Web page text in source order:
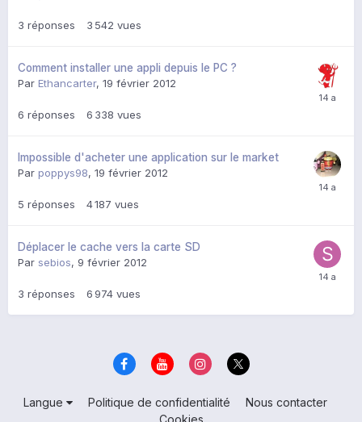
3 réponses 3 542 vues
Comment installer une appli depuis le PC ?
Par Ethancarter, 19 février 2012
6 réponses 6 338 vues
Impossible d'acheter une application sur le market
Par poppys98, 19 février 2012
5 réponses 4 187 vues
Déplacer le cache vers la carte SD
Par sebios, 9 février 2012
3 réponses 6 974 vues
Langue Politique de confidentialité
Nous contacter
Cookies